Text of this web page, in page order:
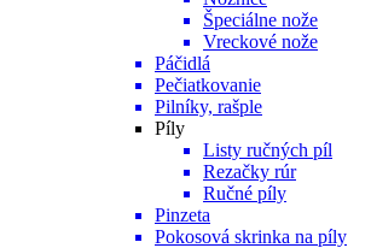
Špeciálne nože
Vreckové nože
Páčidlá
Pečiatkovanie
Pilníky, rašple
Píly
Listy ručných píl
Rezačky rúr
Ručné píly
Pinzeta
Pokosová skrinka na píly